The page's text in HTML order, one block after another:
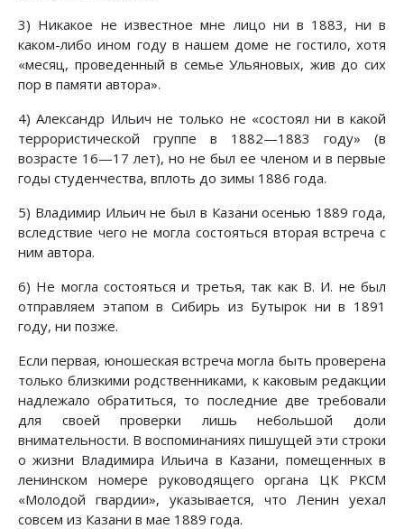
3) Никакое не известное мне лицо ни в 1883, ни в
каком-либо ином году в нашем доме не гостило, хотя
«месяц, проведенный в семье Ульяновых, жив до сих
пор в памяти автора».
4) Александр Ильич не только не «состоял ни в какой
террористической группе в 1882—1883 году» (в
возрасте 16—17 лет), но не был ее членом и в первые
годы студенчества, вплоть до зимы 1886 года.
5) Владимир Ильич не был в Казани осенью 1889 года,
вследствие чего не могла состояться вторая встреча с
ним автора.
6) Не могла состояться и третья, так как В. И. не был
отправляем этапом в Сибирь из Бутырок ни в 1891
году, ни позже.
Если первая, юношеская встреча могла быть проверена
только близкими родственниками, к каковым редакции
надлежало обратиться, то последние две требовали
для своей проверки лишь небольшой доли
внимательности. В воспоминаниях пишущей эти строки
о жизни Владимира Ильича в Казани, помещенных в
ленинском номере руководящего органа ЦК РКСМ
«Молодой гвардии», указывается, что Ленин уехал
совсем из Казани в мае 1889 года.